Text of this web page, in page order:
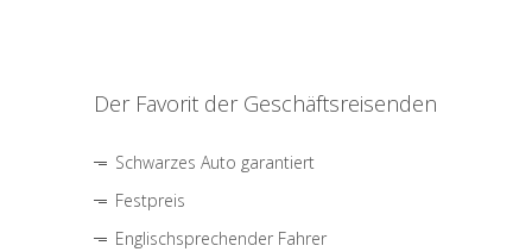
Der Favorit der Geschäftsreisenden
Schwarzes Auto garantiert
Festpreis
Englischsprechender Fahrer